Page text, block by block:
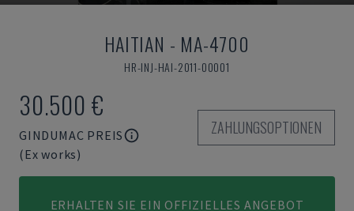
HAITIAN - MA-4700
HR-INJ-HAI-2011-00001
30.500 €
GINDUMAC PREIS
(Ex works)
ZAHLUNGSOPTIONEN
ERHALTEN SIE EIN OFFIZIELLES ANGEBOT